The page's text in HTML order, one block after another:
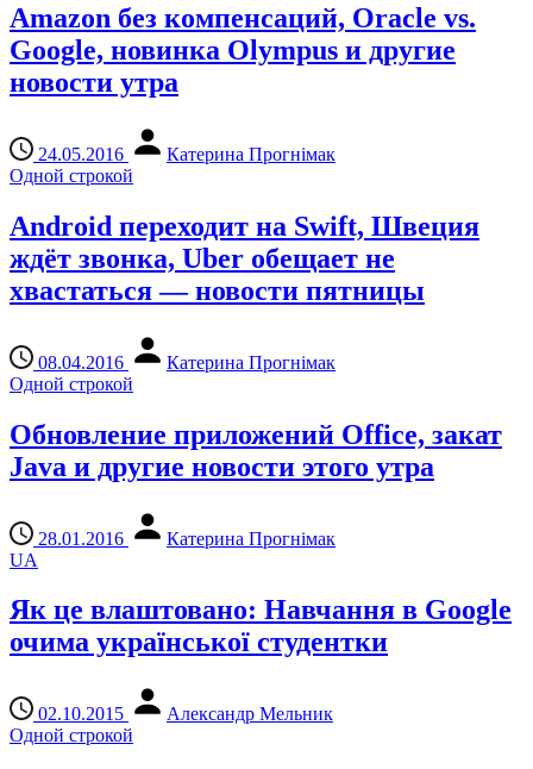
Amazon без компенсаций, Oracle vs.
Google, новинка Olympus и другие
новости утра
24.05.2016
Катерина Прогнімак
Одной строкой
Android переходит на Swift, Швеция
ждёт звонка, Uber обещает не
хвастаться — новости пятницы
08.04.2016
Катерина Прогнімак
Одной строкой
Обновление приложений Office, закат
Java и другие новости этого утра
28.01.2016
Катерина Прогнімак
UA
Як це влаштовано: Навчання в Google
очима української студентки
02.10.2015
Александр Мельник
Одной строкой